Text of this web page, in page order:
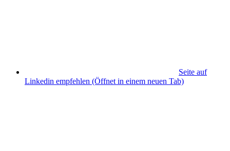
Seite auf
Linkedin empfehlen (Öffnet in einem neuen Tab)